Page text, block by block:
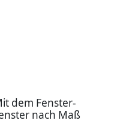
dem Fenster-
nach Maß